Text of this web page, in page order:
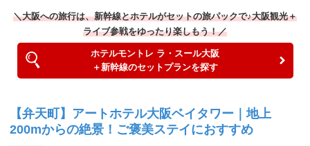
＼大阪への旅行は、新幹線とホテルがセットの旅パックで♪大阪観光＋
ライブ参戦をゆったり楽しもう！／
ホテルモントレ ラ・スール大阪
＋新幹線のセットプランを探す
【弁天町】アートホテル大阪ベイタワー｜地上
200mからの絶景！ご褒美ステイにおすすめ